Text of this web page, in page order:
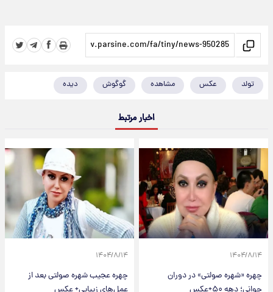
تولد عکس مشاهده گوگوش دیده
اخبار مرتبط
۱۴۰۴/۸/۱۴
چهره «شهره صولتی» در دوران
۱۴۰۴/۸/۱۴
چهره عجیب شهره صولتی بعد از